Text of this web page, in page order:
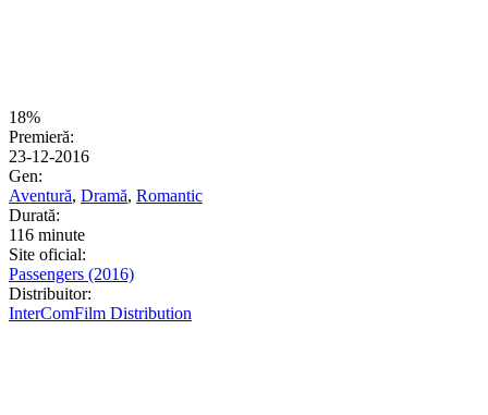
18%
Premieră:
23-12-2016
Gen:
Aventură, Dramă, Romantic
Durată:
116 minute
Site oficial:
Passengers (2016)
Distribuitor:
InterComFilm Distribution